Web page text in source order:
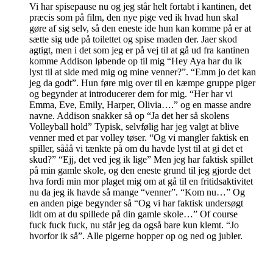
Vi har spisepause nu og jeg står helt fortabt i kantinen, det
præcis som på film, den nye pige ved ik hvad hun skal
gøre af sig selv, så den eneste ide hun kan komme på er at
sætte sig ude på toilettet og spise maden der. Jaer skod
agtigt, men i det som jeg er på vej til at gå ud fra kantinen
komme Addison løbende op til mig “Hey Aya har du ik
lyst til at side med mig og mine venner?”. “Emm jo det kan
jeg da godt”. Hun føre mig over til en kæmpe gruppe piger
og begynder at introducerer dem for mig. “Her har vi
Emma, Eve, Emily, Harper, Olivia….” og en masse andre
navne. Addison snakker så op “Ja det her så skolens
Volleyball hold” Typisk, selvfølig har jeg valgt at blive
venner med et par volley tøser. “Og vi mangler faktisk en
spiller, sååå vi tænkte på om du havde lyst til at gi det et
skud?” “Ejj, det ved jeg ik lige” Men jeg har faktisk spillet
på min gamle skole, og den eneste grund til jeg gjorde det
hva fordi min mor plaget mig om at gå til en fritidsaktivitet
nu da jeg ik havde så mange “venner”. “Kom nu…” Og
en anden pige begynder så “Og vi har faktisk undersøgt
lidt om at du spillede på din gamle skole…” Of course
fuck fuck fuck, nu står jeg da også bare kun klemt. “Jo
hvorfor ik så”. Alle pigerne hopper op og ned og jubler.